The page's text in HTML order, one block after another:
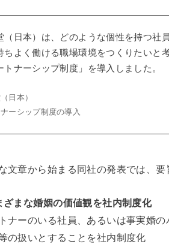
（日本）は、どのような個性を持つ社
ちよく働ける職場環境をつくりたいと
トナーシップ制度」を導入しました。
日本）
ーシップ制度の導入
文章から始まる同社の発表では、
ざまな婚姻の価値観を社内制度化
ナーのいる社員、あるいは事実婚
の扱いとすることを社内制度化